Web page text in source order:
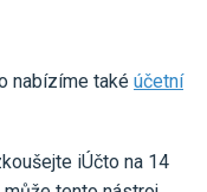
nabízíme také účetní
iÚčto na 14